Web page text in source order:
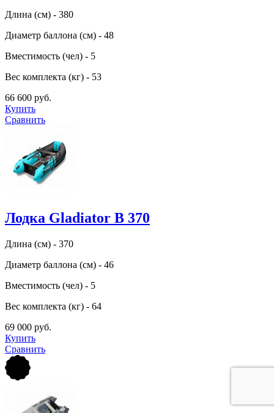
Длина (см) - 380
Диаметр баллона (см) - 48
Вместимость (чел) - 5
Вес комплекта (кг) - 53
66 600 руб.
Купить
Сравнить
Лодка Gladiator B 370
Длина (см) - 370
Диаметр баллона (см) - 46
Вместимость (чел) - 5
Вес комплекта (кг) - 64
69 000 руб.
Купить
Сравнить